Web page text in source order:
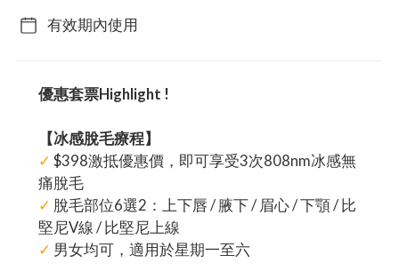
有效期內使用
優惠套票Highlight !
【冰感脫毛療程】
✓ $398激抵優惠價，即可享受3次808nm冰感無
痛脫毛
✓ 脫毛部位6選2：上下唇 / 腋下 / 眉心 / 下顎 / 比
堅尼V線 / 比堅尼上線
✓ 男女均可，適用於星期一至六